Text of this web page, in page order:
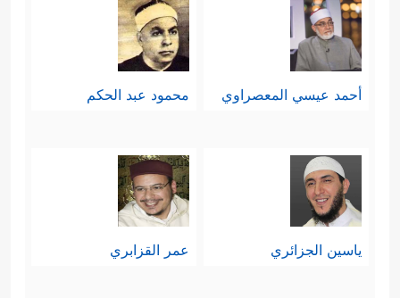
أحمد عيسي المعصراوي محمود عبد الحكم
ياسين الجزائري عمر القزابري